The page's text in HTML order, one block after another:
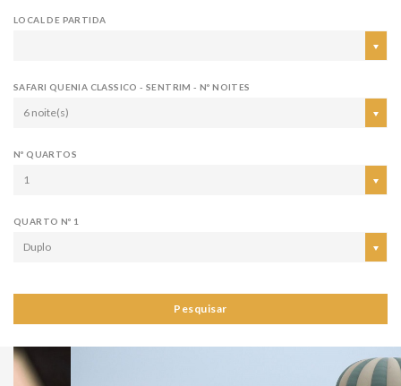
LOCAL DE PARTIDA
SAFARI QUENIA CLASSICO - SENTRIM - Nº NOITES
6 noite(s)
Nº QUARTOS
1
QUARTO Nº 1
Duplo
Pesquisar